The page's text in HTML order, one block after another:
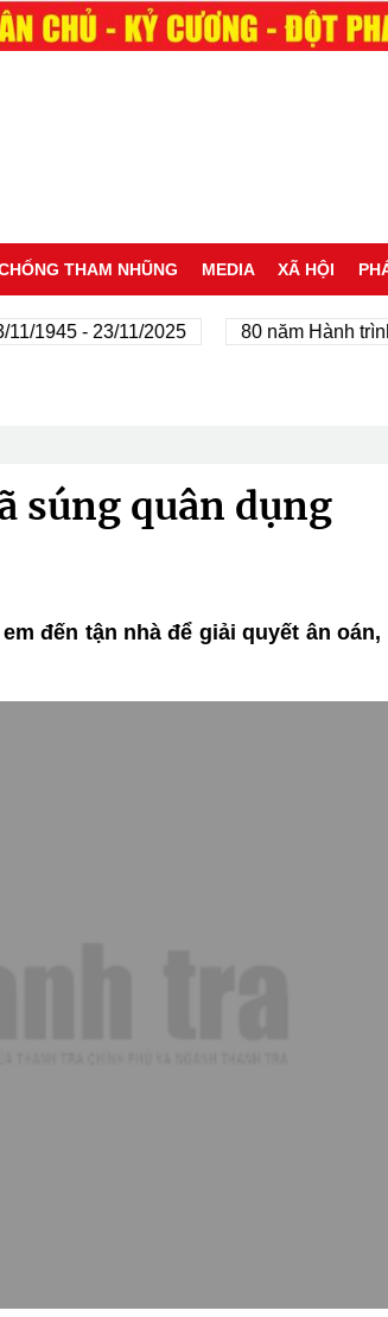
THAM NHŨNG MEDIA XÃ HỘI
- 23/11/2025 80 năm Hành trình Độc
súng quân dụng
đến tận nhà để giải quyết ân